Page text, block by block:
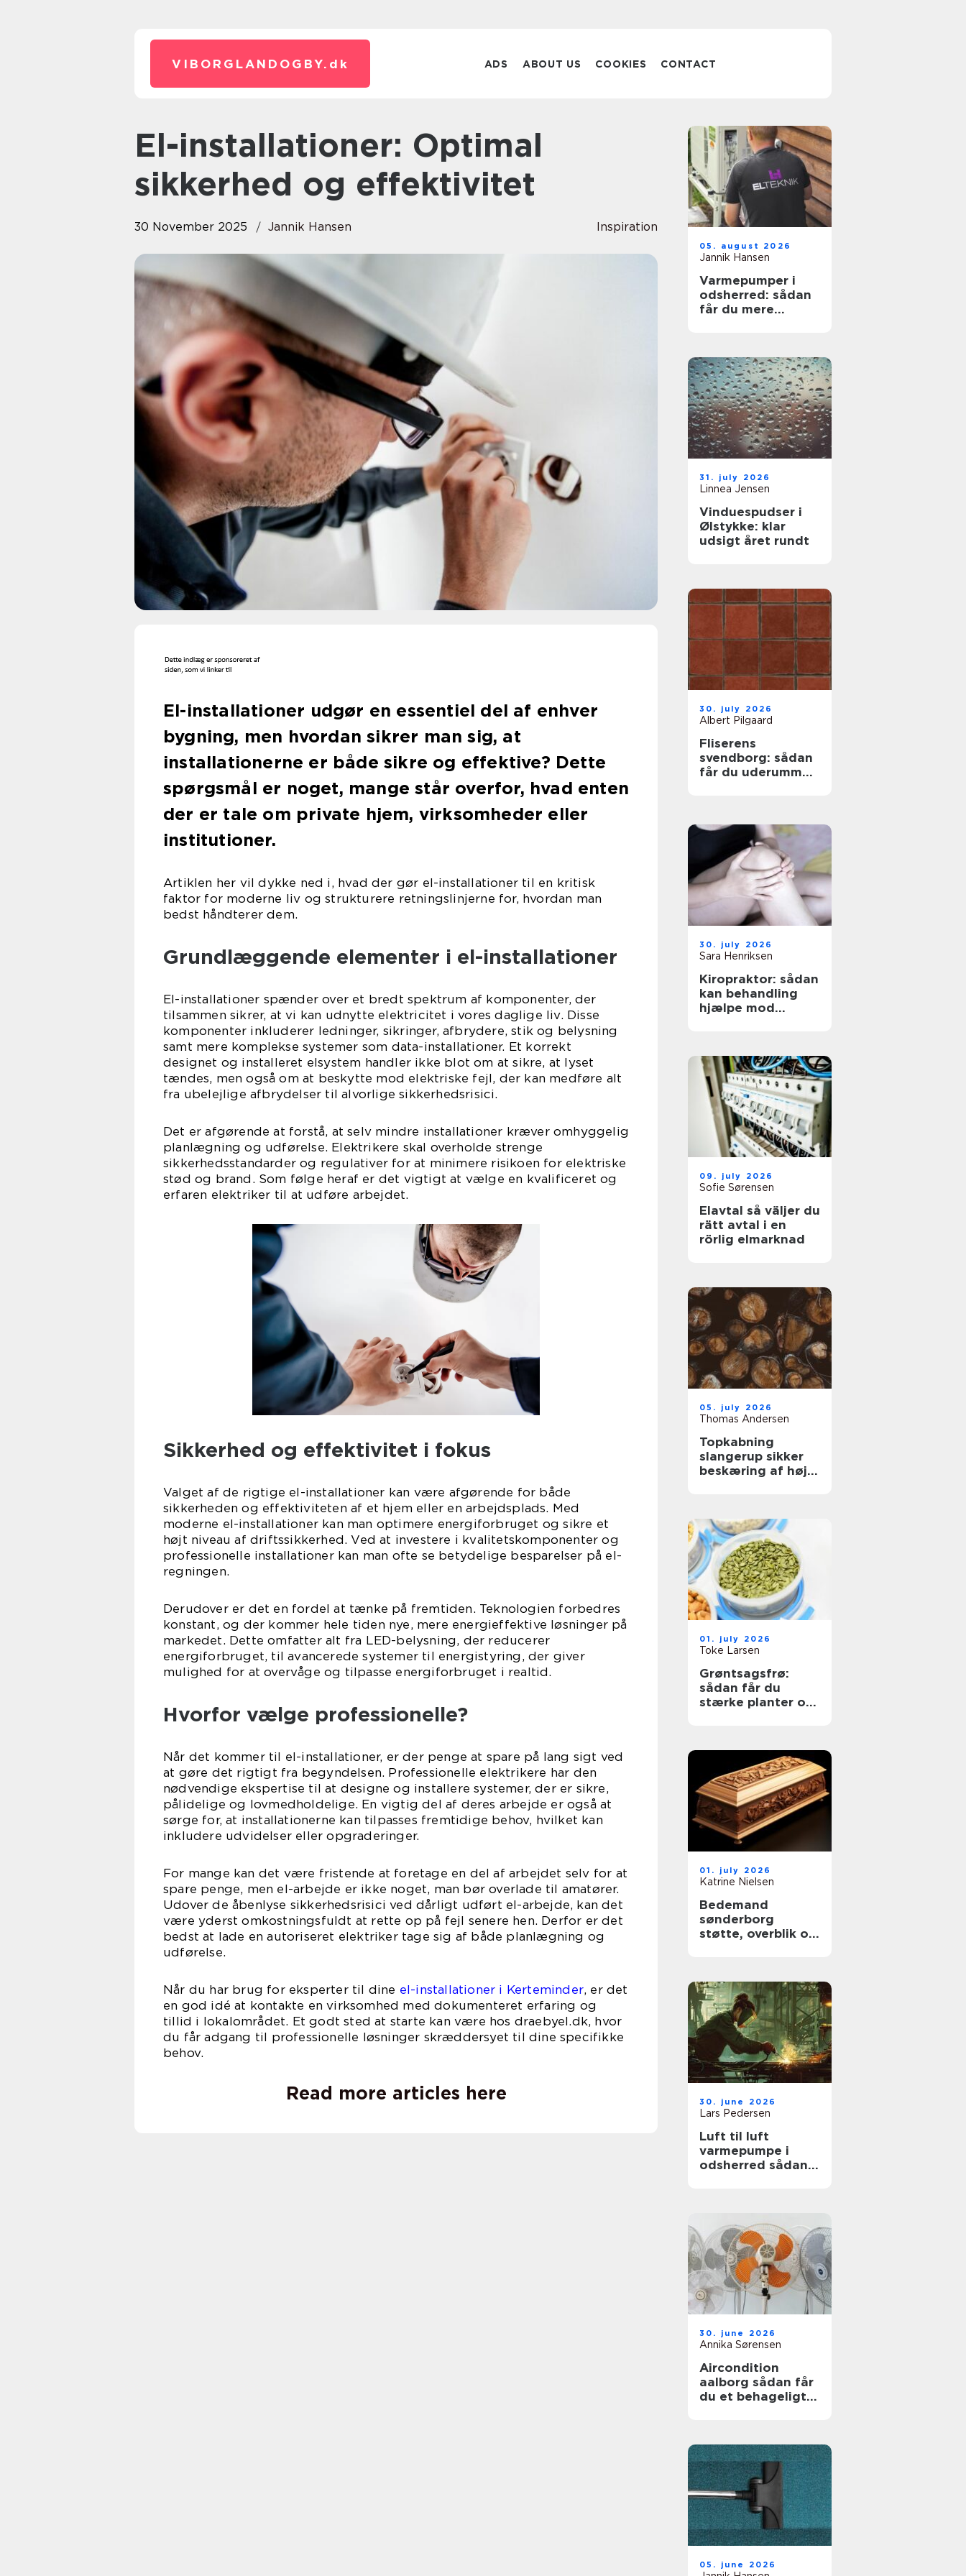
VIBORGLANDOGBY. dk ADS ABOUT US COOKIES CONTACT
El-installationer: Optimal
sikkerhed og effektivitet
30 November 2025 Jannik Hansen Inspiration
El-installationer udgør en essentiel del af enhver
bygning, men hvordan sikrer man sig, at
installationerne er både sikre og effektive? Dette
spørgsmål er noget, mange står overfor, hvad enten
der er tale om private hjem, virksomheder eller
institutioner.
Artiklen her vil dykke ned i, hvad der gør el-installationer til en kritisk
faktor for moderne liv og strukturere retningslinjerne for, hvordan man
bedst håndterer dem.
Grundlæggende elementer i el-installationer
El-installationer spænder over et bredt spektrum af komponenter, der
tilsammen sikrer, at vi kan udnytte elektricitet i vores daglige liv. Disse
komponenter inkluderer ledninger, sikringer, afbrydere, stik og belysning
samt mere komplekse systemer som data-installationer. Et korrekt
designet og installeret elsystem handler ikke blot om at sikre, at lyset
tændes, men også om at beskytte mod elektriske fejl, der kan medføre alt
fra ubelejlige afbrydelser til alvorlige sikkerhedsrisici.
Det er afgørende at forstå, at selv mindre installationer kræver omhyggelig
planlægning og udførelse. Elektrikere skal overholde strenge
sikkerhedsstandarder og regulativer for at minimere risikoen for elektriske
stød og brand. Som følge heraf er det vigtigt at vælge en kvalificeret og
erfaren elektriker til at udføre arbejdet.
Sikkerhed og effektivitet i fokus
Valget af de rigtige el-installationer kan være afgørende for både
sikkerheden og effektiviteten af et hjem eller en arbejdsplads. Med
moderne el-installationer kan man optimere energiforbruget og sikre et
højt niveau af driftssikkerhed. Ved at investere i kvalitetskomponenter og
professionelle installationer kan man ofte se betydelige besparelser på el-
regningen.
Derudover er det en fordel at tænke på fremtiden. Teknologien forbedres
konstant, og der kommer hele tiden nye, mere energieffektive løsninger på
markedet. Dette omfatter alt fra LED-belysning, der reducerer
energiforbruget, til avancerede systemer til energistyring, der giver
mulighed for at overvåge og tilpasse energiforbruget i realtid.
Hvorfor vælge professionelle?
Når det kommer til el-installationer, er der penge at spare på lang sigt ved
at gøre det rigtigt fra begyndelsen. Professionelle elektrikere har den
nødvendige ekspertise til at designe og installere systemer, der er sikre,
pålidelige og lovmedholdelige. En vigtig del af deres arbejde er også at
sørge for, at installationerne kan tilpasses fremtidige behov, hvilket kan
inkludere udvidelser eller opgraderinger.
For mange kan det være fristende at foretage en del af arbejdet selv for at
spare penge, men el-arbejde er ikke noget, man bør overlade til amatører.
Udover de åbenlyse sikkerhedsrisici ved dårligt udført el-arbejde, kan det
være yderst omkostningsfuldt at rette op på fejl senere hen. Derfor er det
bedst at lade en autoriseret elektriker tage sig af både planlægning og
udførelse.
Når du har brug for eksperter til dine el-installationer i Kerteminder, er det
en god idé at kontakte en virksomhed med dokumenteret erfaring og
tillid i lokalområdet. Et godt sted at starte kan være hos draebyel.dk, hvor
du får adgang til professionelle løsninger skræddersyet til dine specifikke
behov.
Read more articles here
05. august 2026
Jannik Hansen
Varmepumper i
odsherred: sådan
får du mere
31. july 2026
Linnea Jensen
Vinduespudser i
Ølstykke: klar
udsigt året rundt
30. july 2026
Albert Pilgaard
Fliserens
svendborg: sådan
får du uderummet
30. july 2026
Sara Henriksen
Kiropraktor: sådan
kan behandling
hjælpe mod
09. july 2026
Sofie Sørensen
Elavtal så väljer du
rätt avtal i en
rörlig elmarknad
05. july 2026
Thomas Andersen
Topkabning
slangerup sikker
beskæring af høje
01. july 2026
Toke Larsen
Grøntsagsfrø:
sådan får du
stærke planter og
01. july 2026
Katrine Nielsen
Bedemand
sønderborg
støtte, overblik og
30. june 2026
Lars Pedersen
Luft til luft
varmepumpe i
odsherred sådan
30. june 2026
Annika Sørensen
Aircondition
aalborg sådan får
du et behageligt
05. june 2026